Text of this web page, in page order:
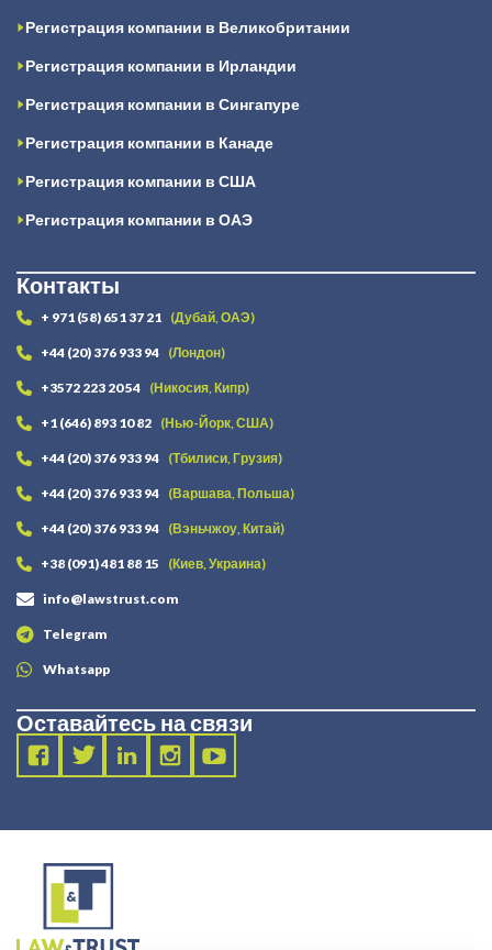
Регистрация компании в Великобритании
Регистрация компании в Ирландии
Регистрация компании в Сингапуре
Регистрация компании в Канаде
Регистрация компании в США
Регистрация компании в ОАЭ
Контакты
+ 971 (58) 651 37 21 (Дубай, ОАЭ)
+44 (20) 376 933 94 (Лондон)
+3572 223 20 54 (Никосия, Кипр)
+1 (646) 893 10 82 (Нью-Йорк, США)
+44 (20) 376 933 94 (Тбилиси, Грузия)
+44 (20) 376 933 94 (Варшава, Польша)
+44 (20) 376 933 94 (Вэньчжоу, Китай)
+38 (091) 481 88 15 (Киев, Украина)
info@lawstrust.com
Telegram
Whatsapp
Оставайтесь на связи